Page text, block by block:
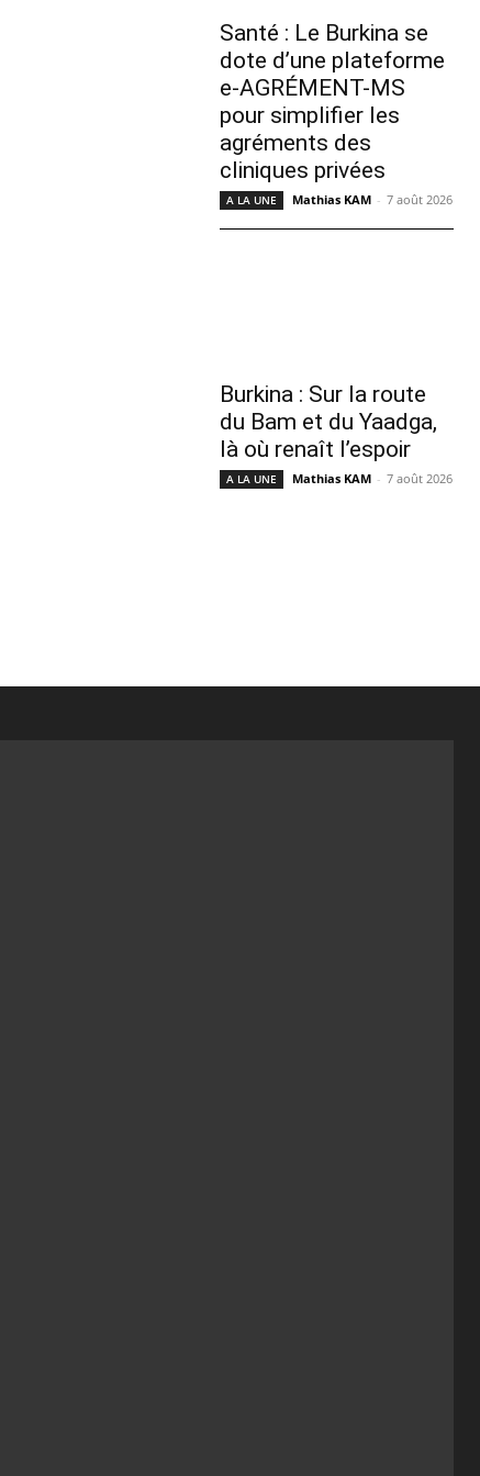
Santé : Le Burkina se
dote d’une plateforme
e-AGRÉMENT-MS
pour simplifier les
agréments des
cliniques privées
A LA UNE Mathias KAM - 7 août 2026
Burkina : Sur la route
du Bam et du Yaadga,
là où renaît l’espoir
A LA UNE Mathias KAM - 7 août 2026